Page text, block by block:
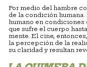
Por medio del hambre
de la condición
humano en condiciones
que sufre el cuerpo
mente. El cine,
la percepción de la
su claridad y resultan